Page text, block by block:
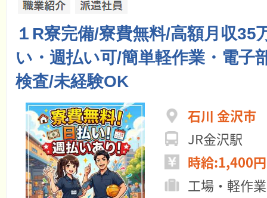
１R寮完備/寮費無料/高額月収35
い・週払い可/簡単軽作業・電子
検査/未経験OK
石川 金沢市
JR金沢駅
時給:1,400
工場・軽作業